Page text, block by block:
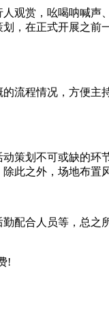
观赏，吆喝呐喊
，在正式开展之
流程情况，方便
策划不可或缺的
此之外，场地布置
配合人员等，总
!